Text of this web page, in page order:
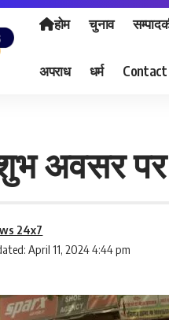
होम चुनाव
अपराध धर्म Contact
अवसर
April 11, 2024 4:44 pm
24x7